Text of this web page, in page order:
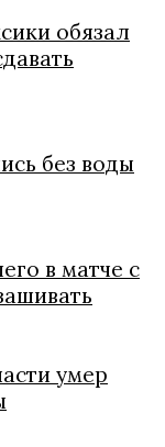
обязал
без воды
в матче с
умер